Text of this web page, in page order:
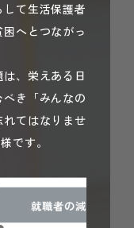
て生活保護者
へとつながっ
、栄えある日
き「みんなの
てはなりませ
です。